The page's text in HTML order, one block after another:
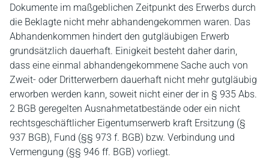
Dokumente im maßgeblichen Zeitpunkt des Erwerbs durch
die Beklagte nicht mehr abhandengekommen waren. Das
Abhandenkommen hindert den gutgläubigen Erwerb
grundsätzlich dauerhaft. Einigkeit besteht daher darin,
dass eine einmal abhandengekommene Sache auch von
Zweit- oder Dritterwerbern dauerhaft nicht mehr gutgläubig
erworben werden kann, soweit nicht einer der in § 935 Abs.
2 BGB geregelten Ausnahmetatbestände oder ein nicht
rechtsgeschäftlicher Eigentumserwerb kraft Ersitzung (§
937 BGB), Fund (§§ 973 f. BGB) bzw. Verbindung und
Vermengung (§§ 946 ff. BGB) vorliegt.